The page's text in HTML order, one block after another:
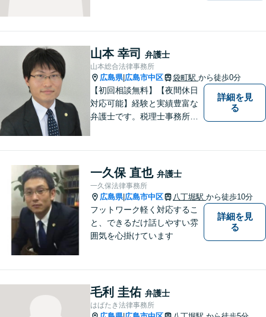
く、紛争を予防するためのア
ドバイスを心がけています。
【法テラス利用可】
山本 幸司 弁護士
山本総合法律事務所
広島県| 広島市中区 袋町駅 から徒歩0分
【初回相談無料】【夜間休日
対応可能】経験と実績豊富な
弁護士です。税理士事務所と
ての一番の喜びです。依頼者
の方の気持ちに寄り添い誠実
に対応することを心がけてい
ます。
詳細を見
る
一久保 直也 弁護士
一久保法律事務所
広島県| 広島市中区 八丁堀駅 から徒歩10分
フットワーク軽く対応するこ
と、できるだけ話しやすい雰
囲気を心掛けています
詳細を見
る
毛利 圭佑 弁護士
はばたき法律事務所